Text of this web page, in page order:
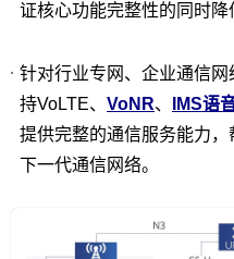
证核心功能完整性的同时降
针对行业专网、企业通信
持VoLTE、 VoNR、 IMS语
提供完整的通信服务能力
下一代通信网络。
PCF（Policy Control
功能实体。支持统一的策略